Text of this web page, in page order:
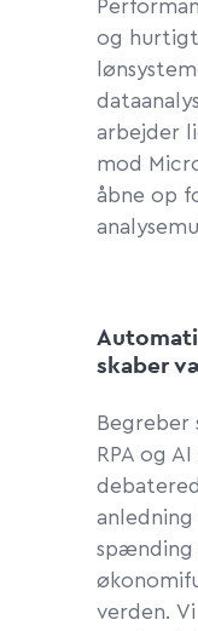
og
arbejder
mod
åbne op
skaber
Begreber
RPA og
spænding
verden.